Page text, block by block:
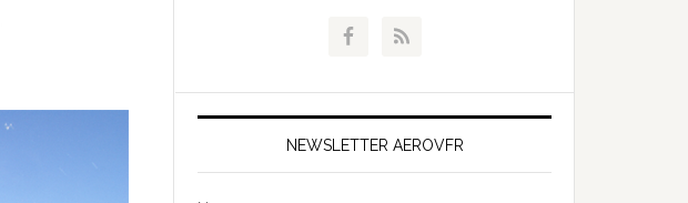
NEWSLETTER AEROVFR